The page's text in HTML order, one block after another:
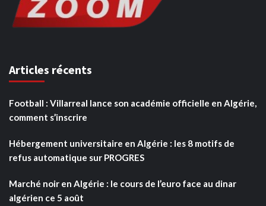
Articles récents
Football : Villarreal lance son académie officielle en Algérie,
comment s’inscrire
Hébergement universitaire en Algérie : les 8 motifs de
refus automatique sur PROGRES
Marché noir en Algérie : le cours de l’euro face au dinar
algérien ce 5 août